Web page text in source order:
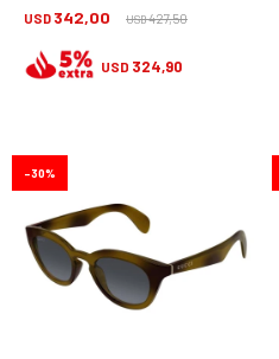
USD 342,00 USD427,50
USD 324,90
30